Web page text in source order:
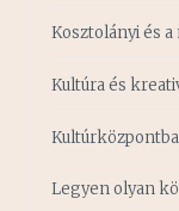
Kosztolányi és
Kultúra és
Legyen olyan